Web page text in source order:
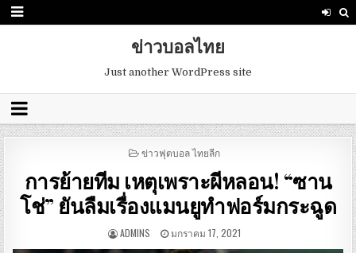
ข่าวบอลไทย
Just another WordPress site
POSTED
ข่าวฟุตบอล ไทยลีก
การย้ายทีม เหตุเพราะผีหลอน! “ซาน
โช่” ยันลืมเรื่องแมนยูทำฟอร์มกระฉูด
ADMINS มกราคม 17, 2021